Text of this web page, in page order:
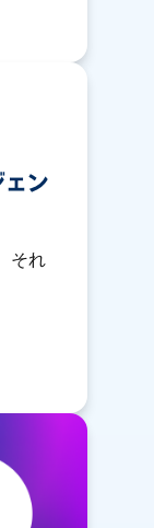
ン
それ